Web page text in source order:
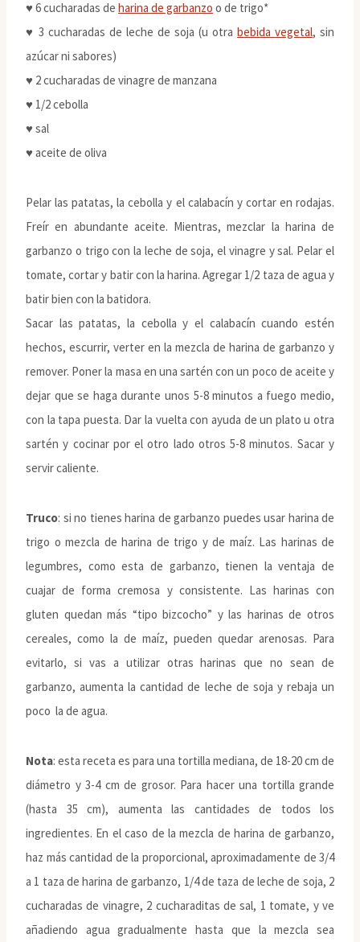
♥ 6 cucharadas de harina de garbanzo o de trigo*
♥ 3 cucharadas de leche de soja (u otra bebida vegetal, sin
azúcar ni sabores)
♥ 2 cucharadas de vinagre de manzana
♥ 1/2 cebolla
♥ sal
♥ aceite de oliva
Pelar las patatas, la cebolla y el calabacín y cortar en rodajas.
Freír en abundante aceite. Mientras, mezclar la harina de
garbanzo o trigo con la leche de soja, el vinagre y sal. Pelar el
tomate, cortar y batir con la harina. Agregar 1/2 taza de agua y
batir bien con la batidora.
Sacar las patatas, la cebolla y el calabacín cuando estén
hechos, escurrir, verter en la mezcla de harina de garbanzo y
remover. Poner la masa en una sartén con un poco de aceite y
dejar que se haga durante unos 5-8 minutos a fuego medio,
con la tapa puesta. Dar la vuelta con ayuda de un plato u otra
sartén y cocinar por el otro lado otros 5-8 minutos. Sacar y
servir caliente.
Truco: si no tienes harina de garbanzo puedes usar harina de
trigo o mezcla de harina de trigo y de maíz. Las harinas de
legumbres, como esta de garbanzo, tienen la ventaja de
cuajar de forma cremosa y consistente. Las harinas con
gluten quedan más “tipo bizcocho” y las harinas de otros
cereales, como la de maíz, pueden quedar arenosas. Para
evitarlo, si vas a utilizar otras harinas que no sean de
garbanzo, aumenta la cantidad de leche de soja y rebaja un
poco la de agua.
Nota: esta receta es para una tortilla mediana, de 18-20 cm de
diámetro y 3-4 cm de grosor. Para hacer una tortilla grande
(hasta 35 cm), aumenta las cantidades de todos los
ingredientes. En el caso de la mezcla de harina de garbanzo,
haz más cantidad de la proporcional, aproximadamente de 3/4
a 1 taza de harina de garbanzo, 1/4 de taza de leche de soja, 2
cucharadas de vinagre, 2 cucharaditas de sal, 1 tomate, y ve
añadiendo agua gradualmente hasta que la mezcla sea